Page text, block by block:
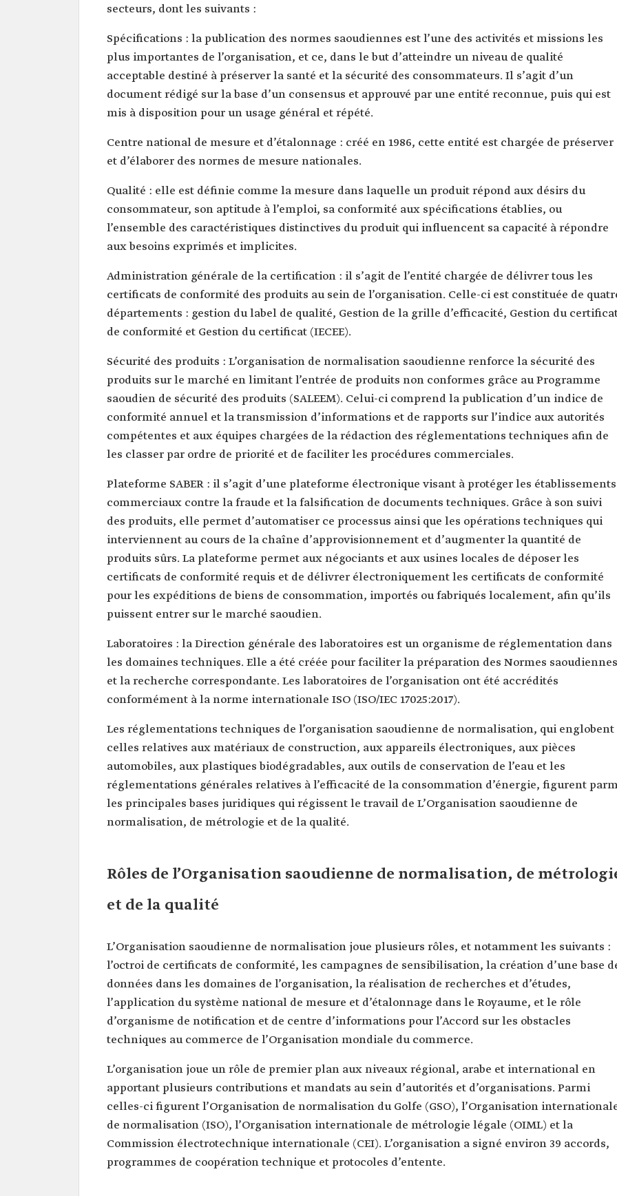
secteurs, dont les suivants :
Spécifications : la publication des normes saoudiennes est l’une des activités et missions les
plus importantes de l’organisation, et ce, dans le but d’atteindre un niveau de qualité
acceptable destiné à préserver la santé et la sécurité des consommateurs. Il s’agit d’un
document rédigé sur la base d’un consensus et approuvé par une entité reconnue, puis qui est
mis à disposition pour un usage général et répété.
Centre national de mesure et d’étalonnage : créé en 1986, cette entité est chargée de préserver
et d’élaborer des normes de mesure nationales.
Qualité : elle est définie comme la mesure dans laquelle un produit répond aux désirs du
consommateur, son aptitude à l’emploi, sa conformité aux spécifications établies, ou
l’ensemble des caractéristiques distinctives du produit qui influencent sa capacité à répondre
aux besoins exprimés et implicites.
Administration générale de la certification : il s’agit de l’entité chargée de délivrer tous les
certificats de conformité des produits au sein de l’organisation. Celle-ci est constituée de
départements : gestion du label de qualité, Gestion de la grille d’efficacité, Gestion du
de conformité et Gestion du certificat (IECEE).
Sécurité des produits : L’organisation de normalisation saoudienne renforce la sécurité des
produits sur le marché en limitant l’entrée de produits non conformes grâce au Programme
saoudien de sécurité des produits (SALEEM). Celui-ci comprend la publication d’un indice de
conformité annuel et la transmission d’informations et de rapports sur l’indice aux autorités
compétentes et aux équipes chargées de la rédaction des réglementations techniques afin de
les classer par ordre de priorité et de faciliter les procédures commerciales.
Plateforme SABER : il s’agit d’une plateforme électronique visant à protéger les établissements
commerciaux contre la fraude et la falsification de documents techniques. Grâce à son suivi
des produits, elle permet d’automatiser ce processus ainsi que les opérations techniques qui
interviennent au cours de la chaîne d’approvisionnement et d’augmenter la quantité de
produits sûrs. La plateforme permet aux négociants et aux usines locales de déposer les
certificats de conformité requis et de délivrer électroniquement les certificats de conformité
pour les expéditions de biens de consommation, importés ou fabriqués localement, afin qu’ils
puissent entrer sur le marché saoudien.
Laboratoires : la Direction générale des laboratoires est un organisme de réglementation dans
les domaines techniques. Elle a été créée pour faciliter la préparation des Normes saoudiennes
et la recherche correspondante. Les laboratoires de l’organisation ont été accrédités
conformément à la norme internationale ISO (ISO/IEC 17025:2017).
Les réglementations techniques de l’organisation saoudienne de normalisation, qui englobent
celles relatives aux matériaux de construction, aux appareils électroniques, aux pièces
automobiles, aux plastiques biodégradables, aux outils de conservation de l’eau et les
réglementations générales relatives à l’efficacité de la consommation d’énergie, figurent
les principales bases juridiques qui régissent le travail de L’Organisation saoudienne de
normalisation, de métrologie et de la qualité.
Rôles de l’Organisation saoudienne de normalisation, de
et de la qualité
L’Organisation saoudienne de normalisation joue plusieurs rôles, et notamment les suivants :
l’octroi de certificats de conformité, les campagnes de sensibilisation, la création d’une base
données dans les domaines de l’organisation, la réalisation de recherches et d’études,
l’application du système national de mesure et d’étalonnage dans le Royaume, et le rôle
d’organisme de notification et de centre d’informations pour l’Accord sur les obstacles
techniques au commerce de l’Organisation mondiale du commerce.
L’organisation joue un rôle de premier plan aux niveaux régional, arabe et international en
apportant plusieurs contributions et mandats au sein d’autorités et d’organisations. Parmi
celles-ci figurent l’Organisation de normalisation du Golfe (GSO), l’Organisation
de normalisation (ISO), l’Organisation internationale de métrologie légale (OIML) et la
Commission électrotechnique internationale (CEI). L’organisation a signé environ 39 accords,
programmes de coopération technique et protocoles d’entente.